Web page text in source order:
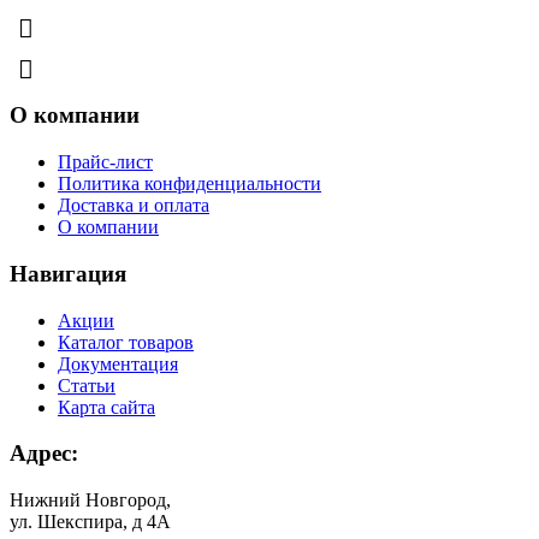
О компании
Прайс-лист
Политика конфиденциальности
Доставка и оплата
О компании
Навигация
Акции
Каталог товаров
Документация
Статьи
Карта сайта
Адрес:
Нижний Новгород,
ул. Шекспира, д 4А